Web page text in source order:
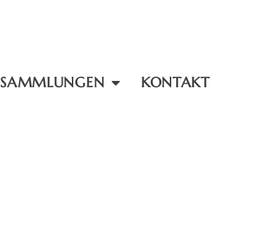
SAMMLUNGEN KONTAKT